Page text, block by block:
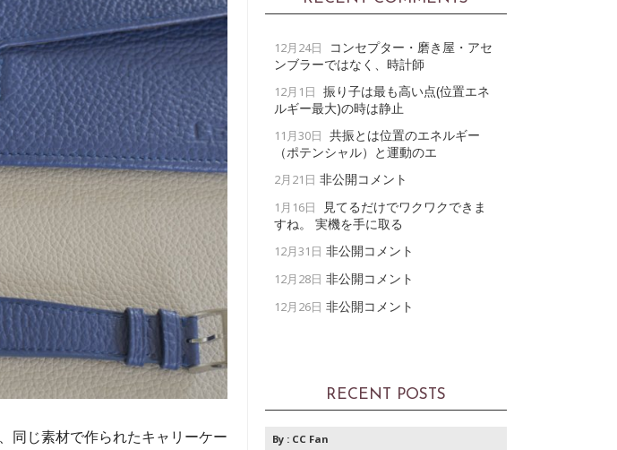
同じ素材で作られたキャリーケー
12月24日
コンセプター・磨き屋・アセ
ンブラーではなく、時計師
12月1日 振り子は最も高い点(位置エネ
ルギー最大)の時は静止
11月30日 共振とは位置のエネルギー
（ポテンシャル）と運動のエ
2月21日 非公開コメント
1月16日
見てるだけでワクワクできま
すね。 実機を手に取る
12月31日 非公開コメント
12月28日 非公開コメント
12月26日 非公開コメント
RECENT POSTS
By : CC Fan